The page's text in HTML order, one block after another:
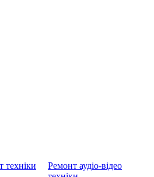
техніки
Ремонт аудіо-відео